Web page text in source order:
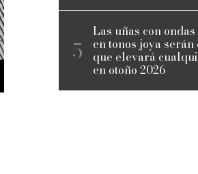
Las uñas con
en tonos joya
que elevará
en otoño 2026